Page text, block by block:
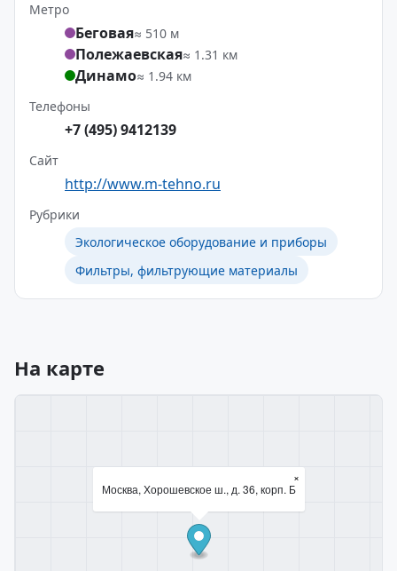
Метро
Беговая≈ 510 м
Полежаевская≈ 1.31 км
Динамо≈ 1.94 км
Телефоны
+7 (495) 9412139
Сайт
http://www.m-tehno.ru
Рубрики
Экологическое оборудование и приборы
Фильтры, фильтрующие материалы
На карте
Москва, Хорошевское ш., д. 36, корп. Б
×